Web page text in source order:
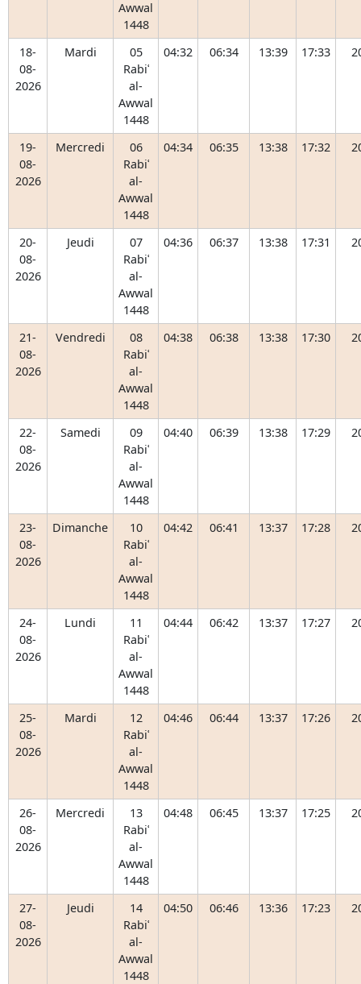
Awwal
1448
18-
08-
2026
Mardi
05
Rabiʿ
al-
Awwal
1448
04:32 06:34 13:39 17:33
19-
08-
2026
Mercredi
06
Rabiʿ
al-
Awwal
1448
04:34 06:35 13:38 17:32
20-
08-
2026
Jeudi
07
Rabiʿ
al-
Awwal
1448
04:36 06:37 13:38 17:31
21-
08-
2026
Vendredi
08
Rabiʿ
al-
Awwal
1448
04:38 06:38 13:38 17:30
22-
08-
2026
Samedi
09
Rabiʿ
al-
Awwal
1448
04:40 06:39 13:38 17:29
23-
08-
2026
Dimanche
10
Rabiʿ
al-
Awwal
1448
04:42 06:41 13:37 17:28
24-
08-
2026
Lundi
11
Rabiʿ
al-
Awwal
1448
04:44 06:42 13:37 17:27
25-
08-
2026
Mardi
12
Rabiʿ
al-
Awwal
1448
04:46 06:44 13:37 17:26
26-
08-
2026
Mercredi
13
Rabiʿ
al-
Awwal
1448
04:48 06:45 13:37 17:25
27-
08-
2026
Jeudi
14
Rabiʿ
al-
Awwal
1448
04:50 06:46 13:36 17:23